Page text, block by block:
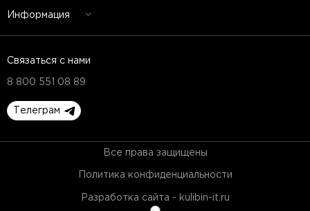
Информация
Связаться с нами
8 800 551 08 89
Телеграм
Все права защищены
Политика конфиденциальности
Разработка сайта - kulibin-it.ru